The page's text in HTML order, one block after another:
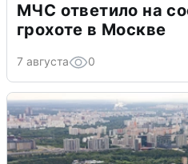
МЧС ответило на
грохоте в Москве
7 августа 0